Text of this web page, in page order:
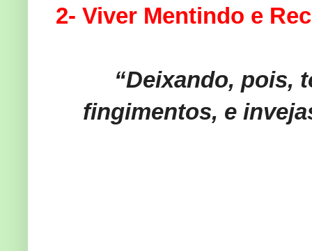
2- Viver Mentindo e
“Deixando, pois,
fingimentos, e